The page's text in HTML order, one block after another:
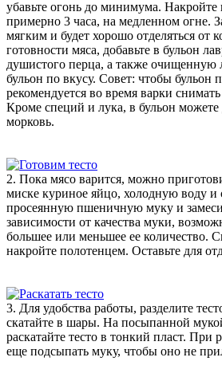
убавьте огонь до минимума.
примерно 3 часа, на медленном огне.
мягким и будет хорошо отделяться от
готовности мяса, добавьте в бульон
душистого перца, а также очищенную
бульон по вкусу. Совет: чтобы бульон
рекомендуется во время варки
Кроме специй и лука, в бульон
морковь.
2. Пока мясо варится, можно
миске куриное яйцо, холодную воду и
просеянную пшеничную муку и
зависимости от качества муки,
большее или меньшее ее количество.
накройте полотенцем. Оставьте для
3. Для удобства работы, разделите
скатайте в шары. На посыпанной
раскатайте тесто в тонкий пласт. При
еще подсыпать муку, чтобы оно не